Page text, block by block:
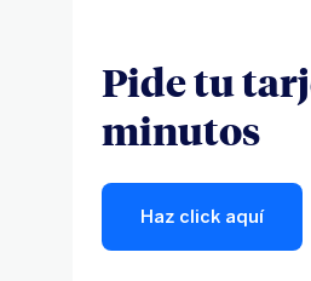
Pide tu
minutos
Haz click aquí